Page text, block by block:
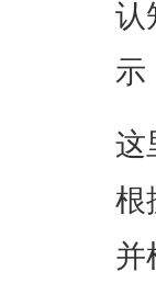
认
示
这
根
并